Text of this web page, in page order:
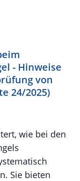
- Hinweise
von
24/2025)
wie bei den
Sie bieten